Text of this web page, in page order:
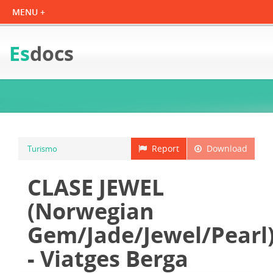
Esdocs
Download
Report
Turismo
CLASE JEWEL
(Norwegian
Gem/Jade/Jewel/
- Viatges Berga